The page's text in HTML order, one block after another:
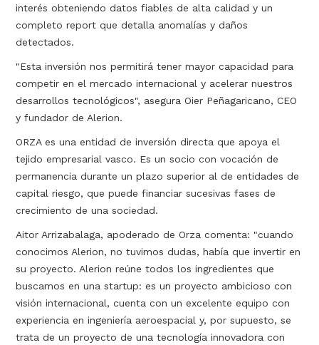
interés obteniendo datos fiables de alta calidad y un
completo report que detalla anomalías y daños
detectados.
"Esta inversión nos permitirá tener mayor capacidad para
competir en el mercado internacional y acelerar nuestros
desarrollos tecnológicos", asegura Oier Peñagaricano, CEO
y fundador de Alerion.
ORZA es una entidad de inversión directa que apoya el
tejido empresarial vasco. Es un socio con vocación de
permanencia durante un plazo superior al de entidades de
capital riesgo, que puede financiar sucesivas fases de
crecimiento de una sociedad.
Aitor Arrizabalaga, apoderado de Orza comenta: "cuando
conocimos Alerion, no tuvimos dudas, había que invertir en
su proyecto. Alerion reúne todos los ingredientes que
buscamos en una startup: es un proyecto ambicioso con
visión internacional, cuenta con un excelente equipo con
experiencia en ingeniería aeroespacial y, por supuesto, se
trata de un proyecto de una tecnología innovadora con